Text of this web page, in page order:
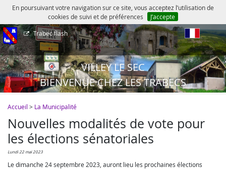
En poursuivant votre navigation sur ce site, vous acceptez l’utilisation de
cookies de suivi et de préférences
J’accepte
Trabec flash
VILLEY LE SEC
BIENVENUE CHEZ LES TRABECS
Accueil > La Municipalité
Nouvelles modalités de vote pour
les élections sénatoriales
lundi 22 mai 2023
Le dimanche 24 septembre 2023, auront lieu les prochaines élections